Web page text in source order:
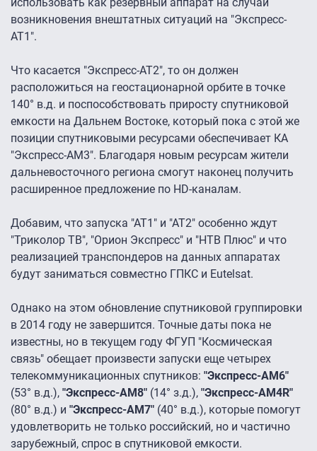
возникновения внештатных ситуаций на "Экспресс-
АТ1″.
Что касается "Экспресс-АТ2″, то он должен
расположиться на геостационарной орбите в точке
140° в.д. и поспособствовать приросту спутниковой
емкости на Дальнем Востоке, который пока с этой же
позиции спутниковыми ресурсами обеспечивает КА
"Экспресс-АМ3″. Благодаря новым ресурсам жители
дальневосточного региона смогут наконец получить
расширенное предложение по HD-каналам.
Добавим, что запуска "АТ1″ и "АТ2″ особенно ждут
"Триколор ТВ", "Орион Экспресс" и "НТВ Плюс" и что
реализацией транспондеров на данных аппаратах
будут заниматься совместно ГПКС и Eutelsat.
Однако на этом обновление спутниковой группировки
в 2014 году не завершится. Точные даты пока не
известны, но в текущем году ФГУП "Космическая
связь" обещает произвести запуски еще четырех
телекоммуникационных спутников: "Экспресс-АМ6″
(53° в.д.), "Экспресс-АМ8″ (14° з.д.), "Экспресс-АМ4R"
(80° в.д.) и "Экспресс-АМ7″ (40° в.д.), которые помогут
удовлетворить не только российский, но и частично
зарубежный, спрос в спутниковой емкости.